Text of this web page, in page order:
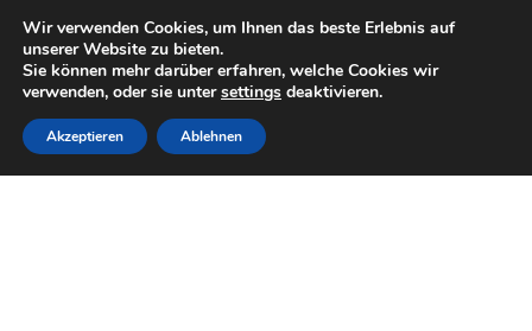
LIEFERUNG ab 6 EUR
Mo–Fr 9–16 Uhr · 0175 7465658
Zur
Navigation
springen
Zum
Inhalt
springen
Wir verwenden Cookies, um Ihnen das beste Erlebnis auf
unserer Website zu bieten.
Sie können mehr darüber erfahren, welche Cookies wir
verwenden, oder sie untersettings deaktivieren.
Akzeptieren Ablehnen